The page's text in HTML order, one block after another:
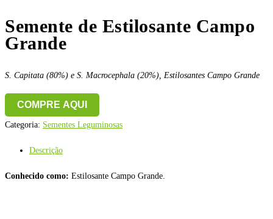
Semente de Estilosante Campo
Grande
S. Capitata (80%) e S. Macrocephala (20%), Estilosantes Campo Grande
COMPRE AQUI
Categoria: Sementes Leguminosas
Descrição
Conhecido como: Estilosante Campo Grande.